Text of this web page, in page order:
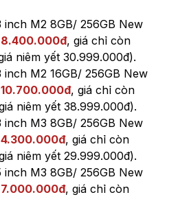
inch M2 8GB/ 256GB New
8.400.000đ, giá chỉ còn
niêm yết 30.999.000đ).
inch M2 16GB/ 256GB New
10.700.000đ, giá chỉ còn
niêm yết 38.999.000đ).
inch M3 8GB/ 256GB New
4.300.000đ, giá chỉ còn
niêm yết 29.999.000đ).
inch M3 8GB/ 256GB New
7.000.000đ, giá chỉ còn